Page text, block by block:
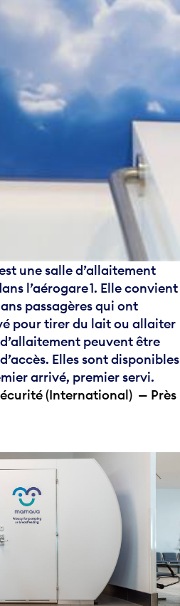
une salle d’allaitement
l’aérogare 1. Elle convient
passagères qui ont
pour tirer du lait ou allaiter
peuvent être
Elles sont disponibles
arrivé, premier servi.
(International) — Près